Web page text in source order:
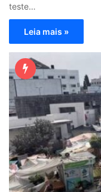
teste…
Leia mais »